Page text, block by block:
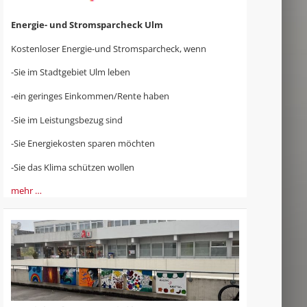
Energie- und Stromsparcheck Ulm
Kostenloser Energie-und Stromsparcheck, wenn
-Sie im Stadtgebiet Ulm leben
-ein geringes Einkommen/Rente haben
-Sie im Leistungsbezug sind
-Sie Energiekosten sparen möchten
-Sie das Klima schützen wollen
mehr …